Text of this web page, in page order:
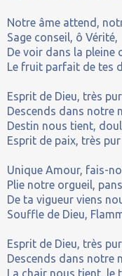
Notre âme attend,
Sage conseil, ô Vérité,
De voir dans la pleine
Le fruit parfait de tes
Esprit de Dieu, très
Descends dans notre
Destin nous tient,
Esprit de paix, très
Unique Amour, fais-
Plie notre orgueil,
De ta vigueur viens
Souffle de Dieu,
Esprit de Dieu, très
Descends dans notre
La chair nous tient, le